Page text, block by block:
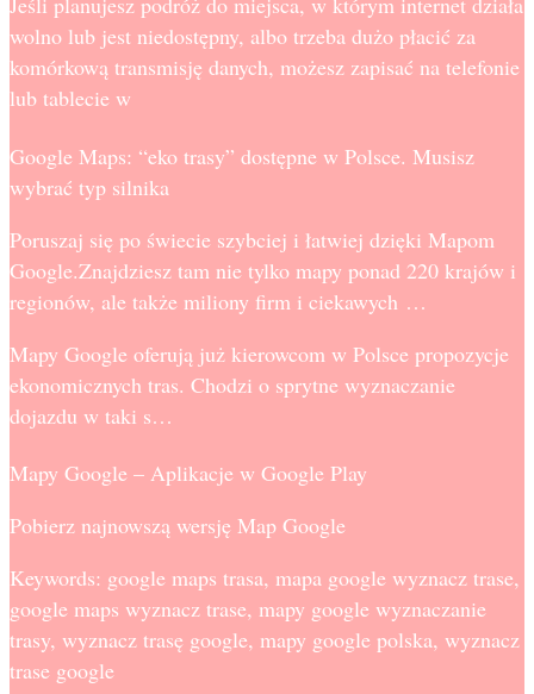
wolno lub jest niedostępny, albo trzeba dużo płacić za
komórkową transmisję danych, możesz zapisać na telefonie
lub tablecie w
Google Maps: “eko trasy” dostępne w Polsce. Musisz
wybrać typ silnika
Poruszaj się po świecie szybciej i łatwiej dzięki Mapom
Google.Znajdziesz tam nie tylko mapy ponad 220 krajów i
regionów, ale także miliony firm i ciekawych …
Mapy Google oferują już kierowcom w Polsce propozycje
ekonomicznych tras. Chodzi o sprytne wyznaczanie
dojazdu w taki s…
Mapy Google – Aplikacje w Google Play
Pobierz najnowszą wersję Map Google
Keywords: google maps trasa, mapa google wyznacz trase,
google maps wyznacz trase, mapy google wyznaczanie
trasy, wyznacz trasę google, mapy google polska, wyznacz
trase google